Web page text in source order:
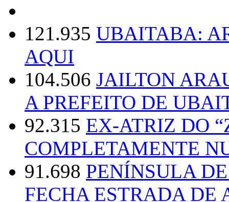
121.935 UBAITABA:
AQUI
104.506 JAILTON
A PREFEITO DE
92.315 EX-ATRIZ DO
COMPLETAMENTE
91.698 PENÍNSULA
FECHA ESTRADA DE